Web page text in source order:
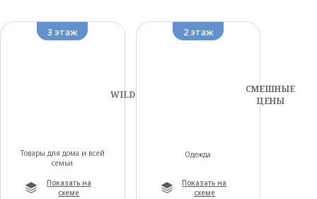
3 этаж
WILDBERRIES
Товары для дома и всей
семьи
Показать на
схеме
2 этаж
СМЕШНЫЕ
ЦЕНЫ
Одежда
Показать на
схеме